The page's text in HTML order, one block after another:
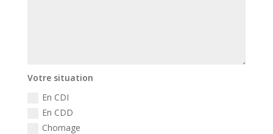
Votre situation
En CDI
En CDD
Chomage